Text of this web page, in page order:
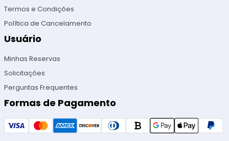
Termos e Condições
Política de Cancelamento
Usuário
Minhas Reservas
Solicitações
Perguntas Frequentes
Formas de Pagamento